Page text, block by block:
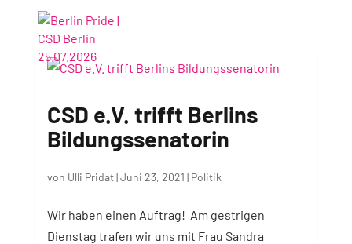
CSD e.V. trifft Berlins
Bildungssenatorin
von Ulli Pridat|Juni 23, 2021 | Politik
Wir haben einen Auftrag! Am gestrigen
Dienstag trafen wir uns mit Frau Sandra